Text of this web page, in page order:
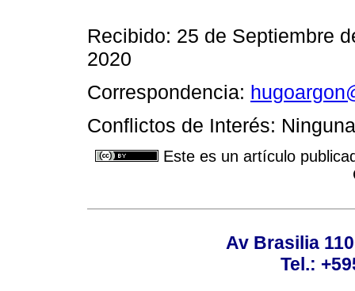
Recibido: 25 de Septiembre
2020
Correspondencia:
Conflictos de Interés:
Este es un artículo
Av Brasilia
Tel.: